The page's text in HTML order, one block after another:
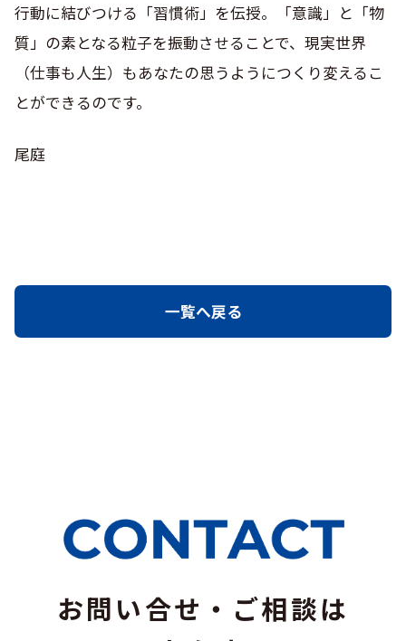
行動に結びつける「習慣術」を伝授。「意識」と「物
質」の素となる粒子を振動させることで、現実世界
（仕事も人生）もあなたの思うようにつくり変えるこ
とができるのです。
尾庭
一覧へ戻る
お問い合せ・ご相談は